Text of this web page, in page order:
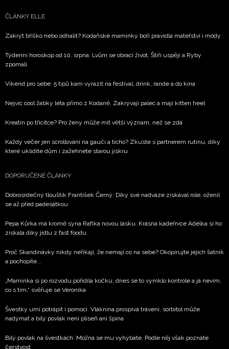
ČLÁNKY ELLE
Zakrýt bříško nebo odhalit? Kodaňské maminky boří pravidla mateřství i módy
Týdenní horoskop od 10. srpna: Lvům se obrací život, Štíři uspějí a Ryby
zpomalí
Víkend pro sebe: 5 tipů kam vyrazit na festival, drink, rande a do kina
Nejvíc cool žabky léta přímo z Kodaně. Zakrývají palec a mají kitten heel
Kreatin po třicítce? Pro ženy může mít větší význam, než se zdá
Každý večer jen scrollování na gauči a ticho? Zkuste s partnerem rutinu, díky
které uklidíte dům i zažehnete starou jiskru
DOPORUČENÉ ČLÁNKY
Dobrosrdečný tlouštík František Černý: Díky své nadváze získával role, oženil
se až před padesátkou
Pepa Kůrka má kromě syna Rafíka novou lásku: Krásná kadeřnice Adélka si ho
získala díky jídlu z fast foodu
Proč Skandinávky nikdy neříkají, že nemají co na sebe? Okopírujte jejich šatník
a pochopíte...
„Maminka si po rozvodu pořídila kočku, dnes se to vymklo kontrole a já nevím,
co s tím,“ svěřuje se Veronika
Švestky umí potrápit i pomoci. Vláknina prospívá trávení, sorbitol může
nadýmat a bílý povlak není plíseň ani špína
Bílý povlak na švestkách: Možná se mu vyhýbáte. Podle něj však poznáte
čerstvost